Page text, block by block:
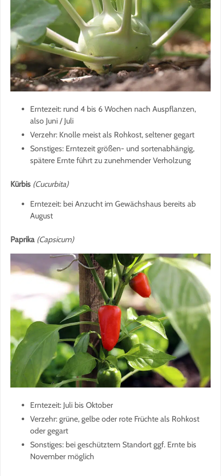
Erntezeit: rund 4 bis 6 Wochen nach Auspflanzen,
also Juni / Juli
Verzehr: Knolle meist als Rohkost, seltener gegart
Sonstiges: Erntezeit größen- und sortenabhängig,
spätere Ernte führt zu zunehmender Verholzung
Kürbis (Cucurbita)
Erntezeit: bei Anzucht im Gewächshaus bereits ab
August
Paprika (Capsicum)
Erntezeit: Juli bis Oktober
Verzehr: grüne, gelbe oder rote Früchte als Rohkost
oder gegart
Sonstiges: bei geschütztem Standort ggf. Ernte bis
November möglich